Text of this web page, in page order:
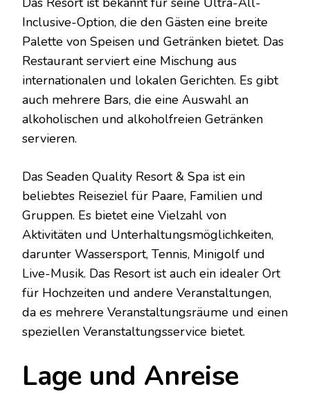
Inclusive-Option, die den Gästen eine breite
Palette von Speisen und Getränken bietet. Das
Restaurant serviert eine Mischung aus
internationalen und lokalen Gerichten. Es gibt
auch mehrere Bars, die eine Auswahl an
alkoholischen und alkoholfreien Getränken
servieren.
Das Seaden Quality Resort & Spa ist ein
beliebtes Reiseziel für Paare, Familien und
Gruppen. Es bietet eine Vielzahl von
Aktivitäten und Unterhaltungsmöglichkeiten,
darunter Wassersport, Tennis, Minigolf und
Live-Musik. Das Resort ist auch ein idealer Ort
für Hochzeiten und andere Veranstaltungen,
da es mehrere Veranstaltungsräume und einen
speziellen Veranstaltungsservice bietet.
Lage und Anreise